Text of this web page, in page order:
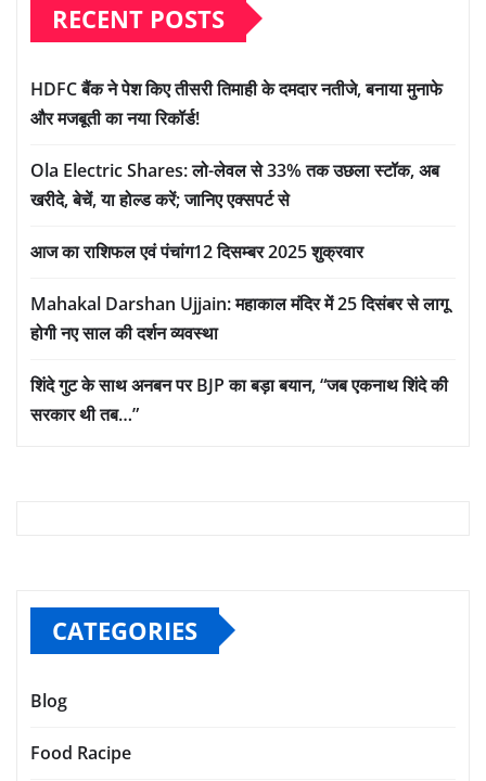
RECENT POSTS
HDFC बैंक ने पेश किए तीसरी तिमाही के दमदार नतीजे, बनाया मुनाफे
और मजबूती का नया रिकॉर्ड!
Ola Electric Shares: लो-लेवल से 33% तक उछला स्टॉक, अब
खरीदे, बेचें, या होल्ड करें; जानिए एक्सपर्ट से
आज का राशिफल एवं पंचांग12 दिसम्बर 2025 शुक्रवार
Mahakal Darshan Ujjain: महाकाल मंदिर में 25 दिसंबर से लागू
होगी नए साल की दर्शन व्यवस्था
शिंदे गुट के साथ अनबन पर BJP का बड़ा बयान, “जब एकनाथ शिंदे की
सरकार थी तब…”
CATEGORIES
Blog
Food Racipe